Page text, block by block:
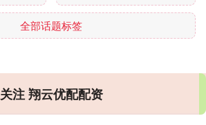
全部话题标签
关注 翔云优配配资